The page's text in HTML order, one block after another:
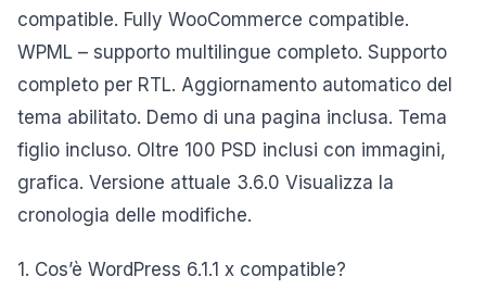
compatible. Fully WooCommerce compatible.
WPML – supporto multilingue completo. Supporto
completo per RTL. Aggiornamento automatico del
tema abilitato. Demo di una pagina inclusa. Tema
figlio incluso. Oltre 100 PSD inclusi con immagini,
grafica. Versione attuale 3.6.0 Visualizza la
cronologia delle modifiche.
1. Cos’è WordPress 6.1.1 x compatible?